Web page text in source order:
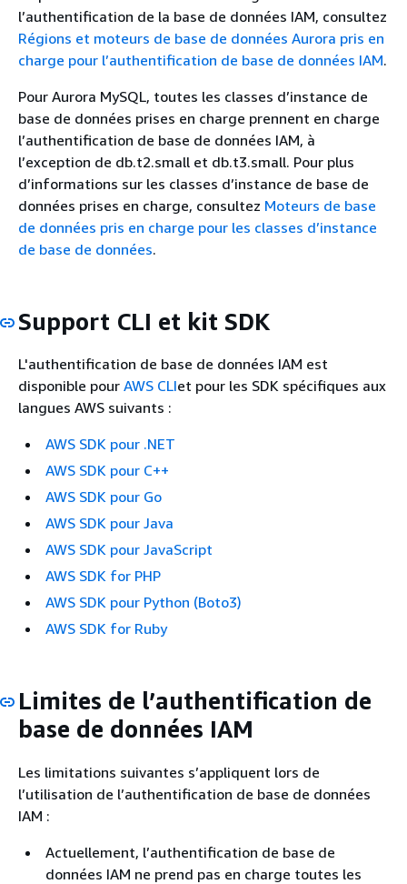
l’authentification de la base de données IAM, consultez
Régions et moteurs de base de données Aurora pris en
charge pour l’authentification de base de données IAM.
Pour Aurora MySQL, toutes les classes d’instance de
base de données prises en charge prennent en charge
l’authentification de base de données IAM, à
l’exception de db.t2.small et db.t3.small. Pour plus
d’informations sur les classes d’instance de base de
données prises en charge, consultez Moteurs de base
de données pris en charge pour les classes d’instance
de base de données.
Support CLI et kit SDK
L'authentification de base de données IAM est
disponible pour AWS CLIet pour les SDK spécifiques aux
langues AWS suivants :
AWS SDK pour .NET
AWS SDK pour C++
AWS SDK pour Go
AWS SDK pour Java
AWS SDK pour JavaScript
AWS SDK for PHP
AWS SDK pour Python (Boto3)
AWS SDK for Ruby
Limites de l’authentification de
base de données IAM
Les limitations suivantes s’appliquent lors de
l’utilisation de l’authentification de base de données
IAM :
Actuellement, l’authentification de base de
données IAM ne prend pas en charge toutes les